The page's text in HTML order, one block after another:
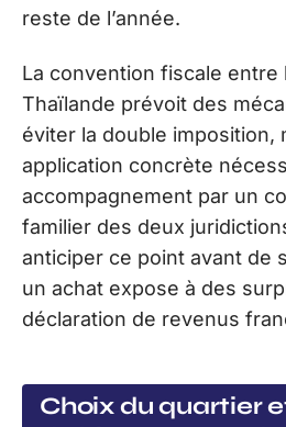
reste de l’année.
La convention fiscale entre
Thaïlande prévoit des
éviter la double imposition,
application concrète
accompagnement par un
familier des deux
anticiper ce point avant de
un achat expose à des
déclaration de revenus
Choix du quartier